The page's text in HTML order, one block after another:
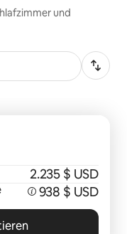
und
2.235 $ USD
938 $ USD